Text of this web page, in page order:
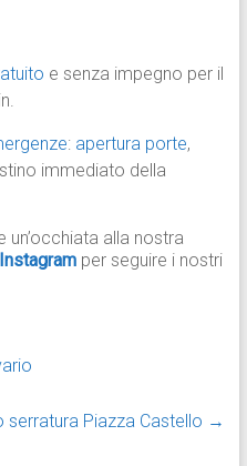
e senza impegno per il
: apertura porte,
immediato della
un’occhiata alla nostra
Instagram per seguire i nostri
serratura Piazza Castello →